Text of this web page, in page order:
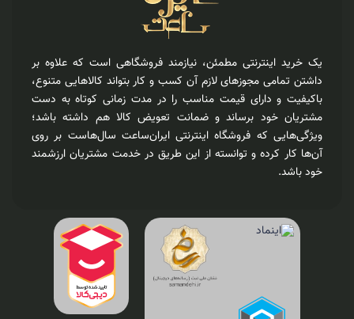
یک خرید اینترنتی مطمئن، نیازمند فروشگاهی است که علاوه بر
داشتن تمامی مجوزهای لازم آن کسب و کار بتواند کالاهایی متنوع،
باکیفیت و دارای قیمت مناسب را در مدت زمانی کوتاه به دست
مشتریان خود برساند و ضمانت تعویض کالا هم داشته باشد؛
ویژگی‌هایی که فروشگاه اینترنتی ایران‌ساعت سال‌هاست بر روی
آن‌ها کار کرده و توانسته از این طریق در خدمت مشتریان ارزشمند
خود باشد.